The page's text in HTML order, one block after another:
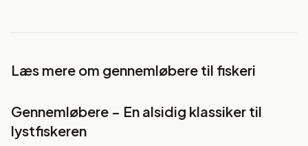
Læs mere om gennemløbere til fiskeri
Gennemløbere – En alsidig klassiker til
lystfiskeren